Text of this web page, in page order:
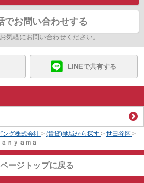
でお問い合わせする
気軽にお問い合わせください。
LINEで共有する
ング株式会社 > (賃貸)地域から探す > 世田谷区 >
ｎｙａｍａ
ページトップに戻る